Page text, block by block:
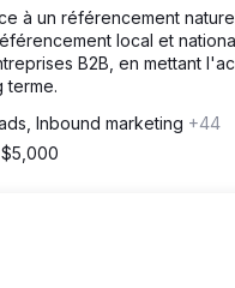
à un référencement
local et
B2B, en mettant
terme.
Inbound marketing +44